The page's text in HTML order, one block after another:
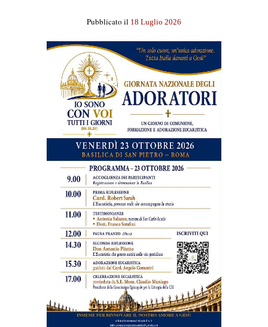
Pubblicato il 18 Luglio 2026